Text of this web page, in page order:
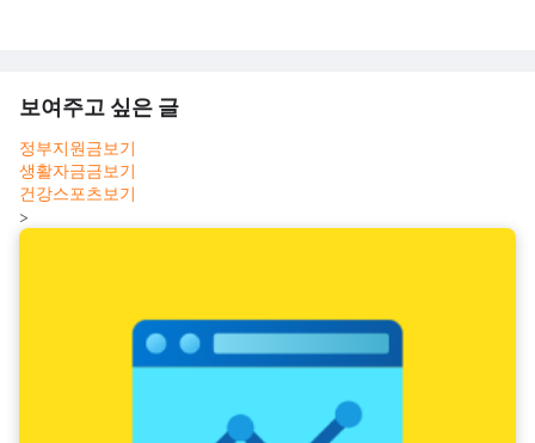
보여주고 싶은 글
정부지원금보기
생활자금금보기
건강스포츠보기
>